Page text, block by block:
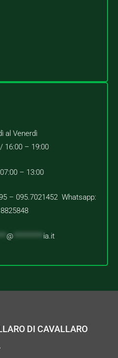
al Venerdì
16:00 – 19:00
– 13:00
– 095.7021452 Whatsapp:
@ ia.it
DI CAVALLARO